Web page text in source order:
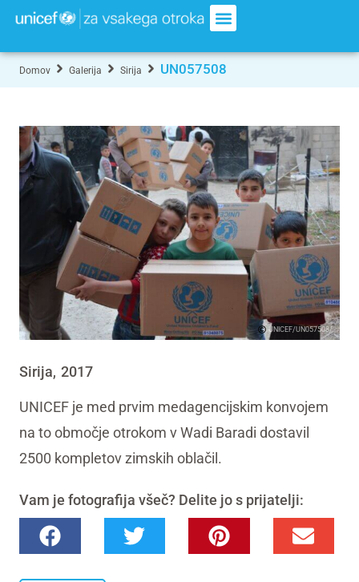
Domov Galerija Sirija UN057508
UNICEF/UN057508/
Sirija, 2017
UNICEF je med prvim medagencijskim konvojem
na to območje otrokom v Wadi Baradi dostavil
2500 kompletov zimskih oblačil.
Vam je fotografija všeč? Delite jo s prijatelji: